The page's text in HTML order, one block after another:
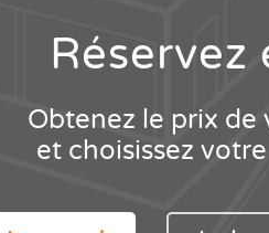
Réservez
Obtenez le prix de
et choisissez